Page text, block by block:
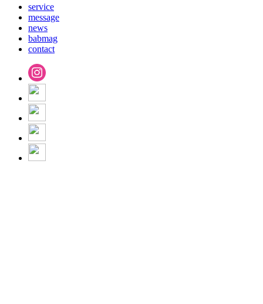
service
message
news
babmag
contact